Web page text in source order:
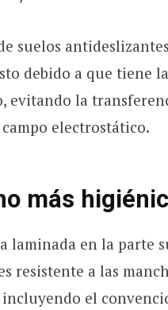
suelos
debido a que tiene
evitando la
electrostático.
más
laminada en la parte
resistente a las
el